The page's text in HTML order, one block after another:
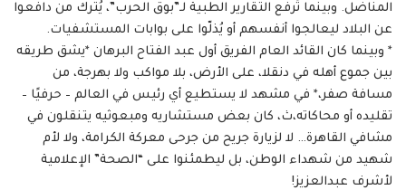
المناضل. وبينما تُرفع التقارير الطبية لـ”بوق الحرب”، يُترك من دافعوا
عن البلاد ليعالجوا أنفسهم أو يُذلّوا على بوابات المستشفيات.
* وبينما كان القائد العام الفريق أول عبد الفتاح البرهان *يشق طريقه
بين جموع أهله في دنقلا، على الأرض، بلا مواكب ولا بهرجة، من
مسافة صفر،* في مشهد لا يستطيع أي رئيس في العالم – حرفيًا –
تقليده أو محاكاته،ث، كان بعض مستشاريه ومبعوثيه يتنقلون في
مشافي القاهرة… لا لزيارة جريح من جرحى معركة الكرامة، ولا لأم
شهيد من شهداء الوطن، بل ليطمئنوا على “الصحة” الإعلامية
لأشرف عبدالعزيز!